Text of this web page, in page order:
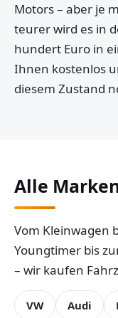
Motors – aber je
teurer wird es in
hundert Euro in
Ihnen kostenlos
diesem Zustand
Alle
Vom Kleinwagen
Youngtimer bis
– wir kaufen
VW Audi